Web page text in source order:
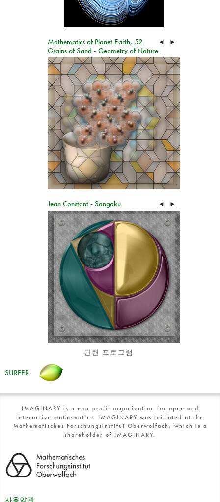
Mathematics of Planet Earth, 52
Grains of Sand - Geometry of Nature
◄ ►
Jean Constant - Sangaku ◄ ►
관련 프로그램
SURFER
IMAGINARY is a non-profit organization for open and
interactive mathematics. IMAGINARY was initiated at the
Mathematisches Forschungsinstitut Oberwolfach, which is a
shareholder of IMAGINARY.
사용약관